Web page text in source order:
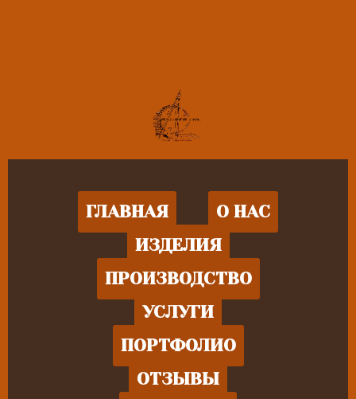
ГЛАВНАЯ
О НАС
ИЗДЕЛИЯ
ПРОИЗВОДСТВО
УСЛУГИ
ПОРТФОЛИО
ОТЗЫВЫ